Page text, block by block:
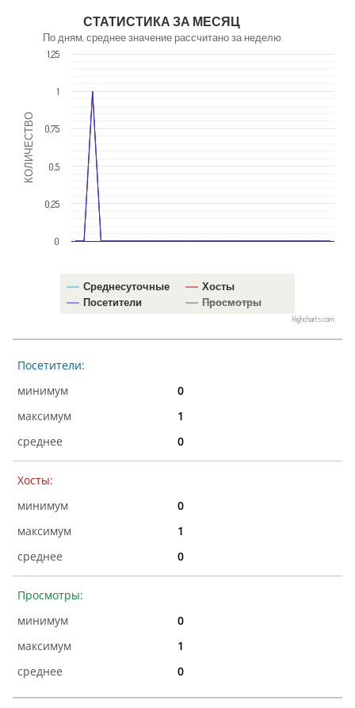
КОЛИЧЕСТВО
СТАТИСТИКА ЗА МЕСЯЦ
По дням, среднее значение рассчитано за неделю
Среднесуточные
Хосты
Посетители
Просмотры
0
0,25
0,5
0,75
1
1,25
Highcharts.com
Посетители:
0
1
0
Хосты:
0
1
0
Просмотры:
0
1
0